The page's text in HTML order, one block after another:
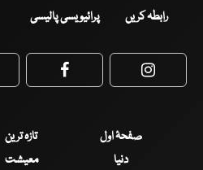
رابطہ کریں پرائیویسی پالیسی
Facebook
صفحۂ اول تازہ ترین
دنیا
معیشت